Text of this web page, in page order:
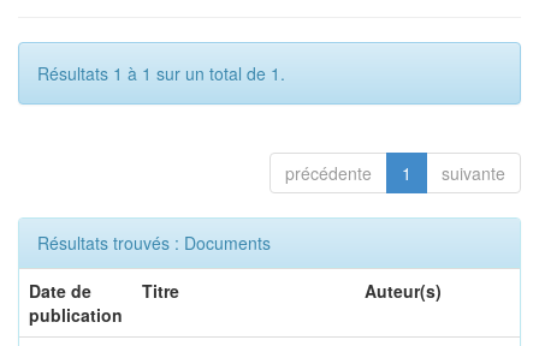
Résultats 1 à 1 sur un total de 1.
précédente 1 suivante
Résultats trouvés : Documents
Date de
publication
Titre Auteur(s)